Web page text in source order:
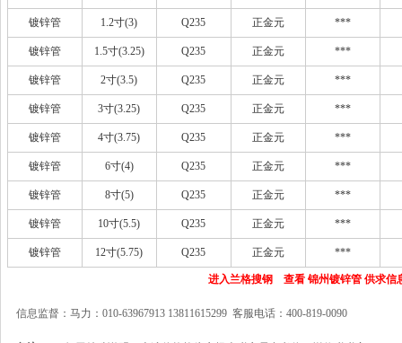
镀锌管 1.2寸(3) Q235 正金元 ***
镀锌管 1.5寸(3.25) Q235 正金元 ***
镀锌管 2寸(3.5) Q235 正金元 ***
镀锌管 3寸(3.25) Q235 正金元 ***
镀锌管 4寸(3.75) Q235 正金元 ***
镀锌管 6寸(4) Q235 正金元 ***
镀锌管 8寸(5) Q235 正金元 ***
镀锌管 10寸(5.5) Q235 正金元 ***
镀锌管 12寸(5.75) Q235 正金元 ***
进入兰格搜钢 查看 锦州镀锌管 供求信
信息监督：马力：010-63967913 13811615299 客服电话：400-819-0090